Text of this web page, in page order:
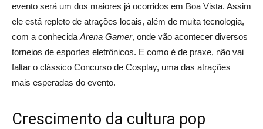
evento será um dos maiores já ocorridos em Boa Vista. Assim
ele está repleto de atrações locais, além de muita tecnologia,
com a conhecida Arena Gamer, onde vão acontecer diversos
torneios de esportes eletrônicos. E como é de praxe, não vai
faltar o clássico Concurso de Cosplay, uma das atrações
mais esperadas do evento.
Crescimento da cultura pop